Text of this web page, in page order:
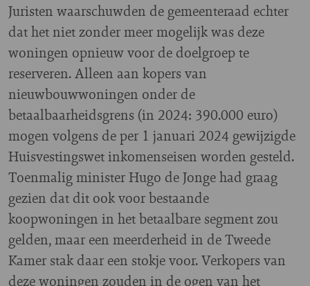
Juristen waarschuwden de gemeenteraad echter
dat het niet zonder meer mogelijk was deze
woningen opnieuw voor de doelgroep te
reserveren. Alleen aan kopers van
nieuwbouwwoningen onder de
betaalbaarheidsgrens (in 2024: 390.000 euro)
mogen volgens de per 1 januari 2024 gewijzigde
Huisvestingswet inkomenseisen worden gesteld.
Toenmalig minister Hugo de Jonge had graag
gezien dat dit ook voor bestaande
koopwoningen in het betaalbare segment zou
gelden, maar een meerderheid in de Tweede
Kamer stak daar een stokje voor. Verkopers van
deze woningen zouden in de ogen van het